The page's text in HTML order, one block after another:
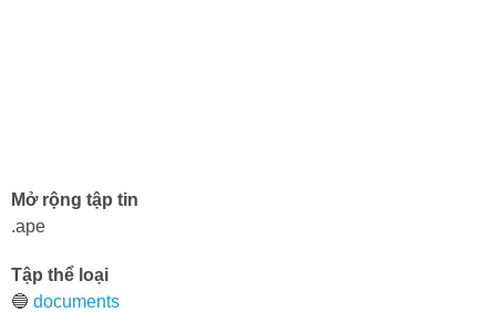
Mở rộng tập tin
.ape
Tập thể loại
🔵 documents